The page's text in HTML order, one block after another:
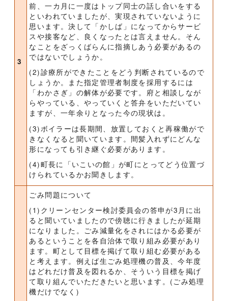
3
前、一カ月に一度はトップ同士の話し合いをする
といわれていましたが、実現されていないように
思います。決して「かしば」になってからサービ
スや接客など、良くなったとは言えません。そん
なことをざっくばらんに指摘しあう必要があるの
ではないでしょうか。
(2)診療所ができたことをどう判断されているので
しょうか。また指定管理者制度を採用するには
「わかさぎ」の解体が必要です。府と相談しなが
らやっている、やっていくと答弁をいただいてい
ますが、一年余りとなった今の現状は。
(3)ボイラーは長期間、放置しておくと再稼働がで
きなくなると聞いています。間髪入れずにどんな
形になっても引き継ぐ必要があります。
(4)町長に「いこいの館」が町にとってどう位置づ
けられているかお聞きします。
ごみ問題について
(1)クリーンセンター検討委員会の答申が3月に出
ると聞いていましたので傍聴に行きましたが延期
になりました。ごみ減量化をされにはかる必要が
あるということを各自治体で取り組み必要があり
ます。町として目標を掲げて取り組む必要がある
と考えます。例えば生ごみ処理機の普及、今年度
はどれだけ普及を図れるか、そういう目標を掲げ
て取り組んでいただきたいと思います。(ごみ処理
機だけでなく)